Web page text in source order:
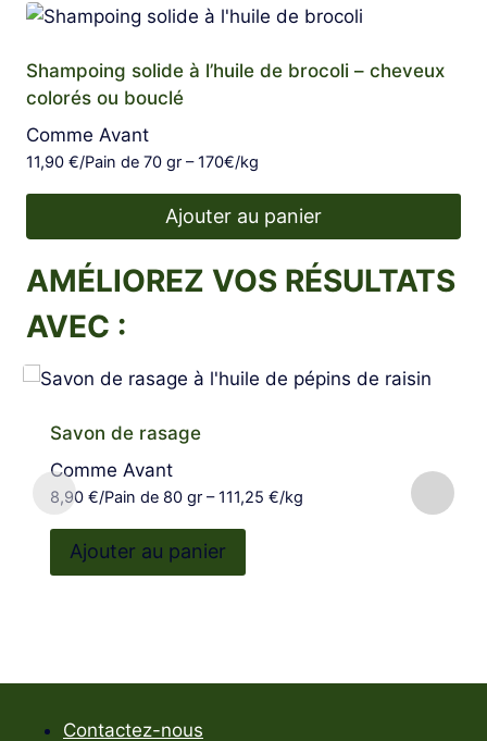
Shampoing solide à l’huile de brocoli – cheveux
colorés ou bouclé
Comme Avant
11,90 €/Pain de 70 gr – 170€/kg
Ajouter au panier
AMÉLIOREZ VOS RÉSULTATS
AVEC :
Savon de rasage
Comme Avant
8,90 €/Pain de 80 gr – 111,25 €/kg
Ajouter au panier
Contactez-nous